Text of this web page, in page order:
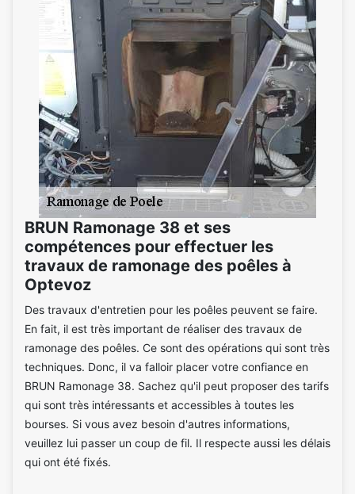
BRUN Ramonage 38 et ses
compétences pour effectuer les
travaux de ramonage des poêles à
Optevoz
Des travaux d'entretien pour les poêles peuvent se faire.
En fait, il est très important de réaliser des travaux de
ramonage des poêles. Ce sont des opérations qui sont très
techniques. Donc, il va falloir placer votre confiance en
BRUN Ramonage 38. Sachez qu'il peut proposer des tarifs
qui sont très intéressants et accessibles à toutes les
bourses. Si vous avez besoin d'autres informations,
veuillez lui passer un coup de fil. Il respecte aussi les délais
qui ont été fixés.